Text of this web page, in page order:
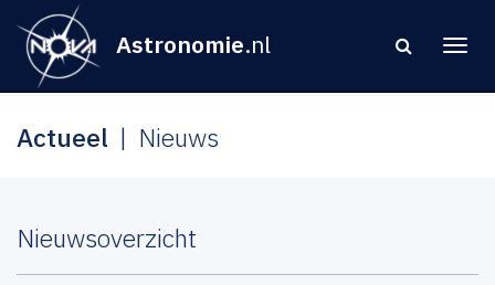
Astronomie.nl
Actueel Nieuws
Nieuwsoverzicht